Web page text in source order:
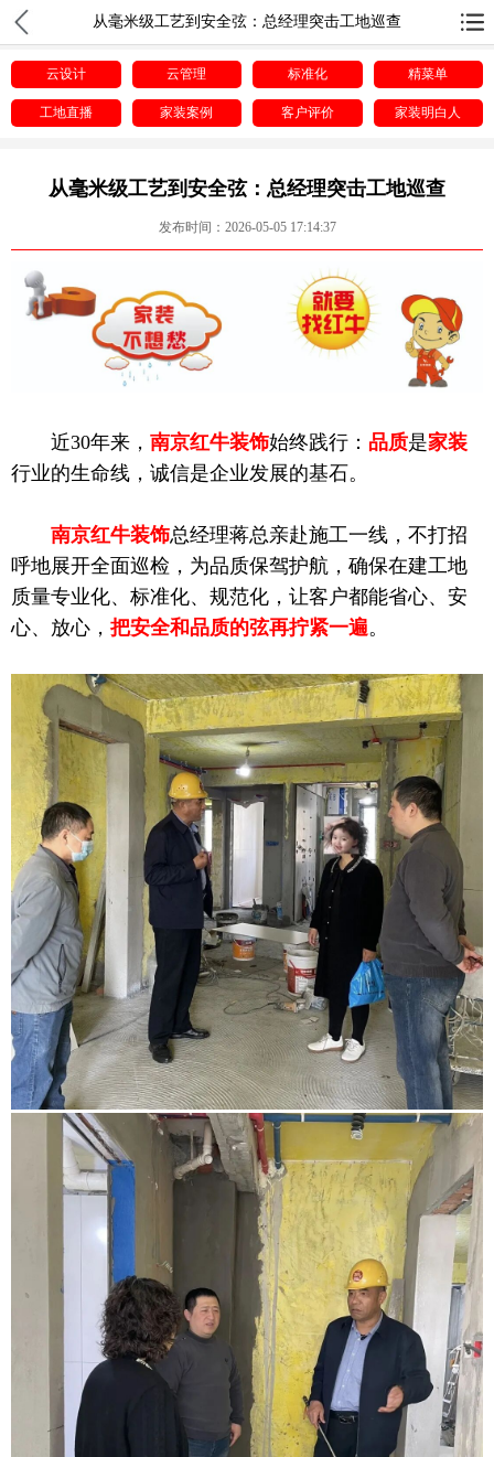
从毫米级工艺到安全弦：总经理突击工地巡查
云设计 云管理 标准化 精菜单
工地直播 家装案例 客户评价 家装明白人
从毫米级工艺到安全弦：总经理突击工地巡查
发布时间：2026-05-05 17:14:37
近30年来， 南京红牛装饰始终践行： 品质是家装
行业的生命线，诚信是企业发展的基石。
南京红牛装饰总经理蒋总亲赴施工一线，不打招
呼地展开全面巡检，为品质保驾护航，确保在建工地
质量专业化、标准化、规范化，让客户都能省心、安
心、放心， 把安全和品质的弦再拧紧一遍。